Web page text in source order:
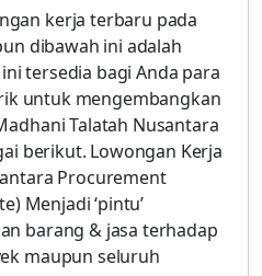
kerja terbaru pada
dibawah ini adalah
tersedia bagi Anda para
untuk mengembangkan
Talatah Nusantara
berikut. Lowongan Kerja
Procurement
Menjadi ‘pintu’
barang & jasa terhadap
maupun seluruh